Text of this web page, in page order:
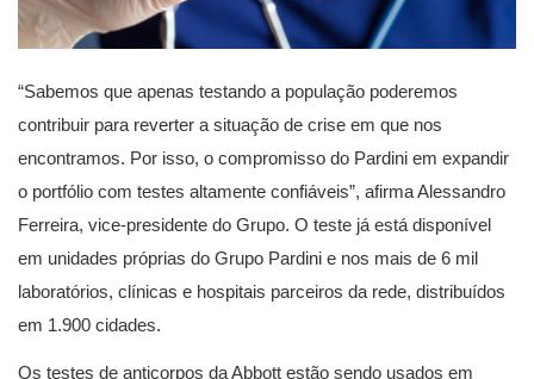
“Sabemos que apenas testando a população poderemos
contribuir para reverter a situação de crise em que nos
encontramos. Por isso, o compromisso do Pardini em expandir
o portfólio com testes altamente confiáveis”, afirma Alessandro
Ferreira, vice-presidente do Grupo. O teste já está disponível
em unidades próprias do Grupo Pardini e nos mais de 6 mil
laboratórios, clínicas e hospitais parceiros da rede, distribuídos
em 1.900 cidades.
Os testes de anticorpos da Abbott estão sendo usados em